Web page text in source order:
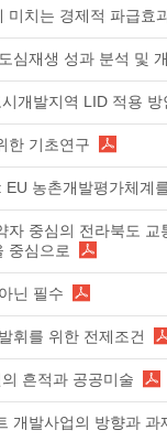
미치는 경제적 파급효
심재생 성과 분석 및
개발지역 LID 적용 방
한 기초연구
농촌개발평가체계
자 중심의 전라북도
중심으로
닌 필수
휘를 위한 전제조건
흔적과 공공미술
개발사업의 방향과 과